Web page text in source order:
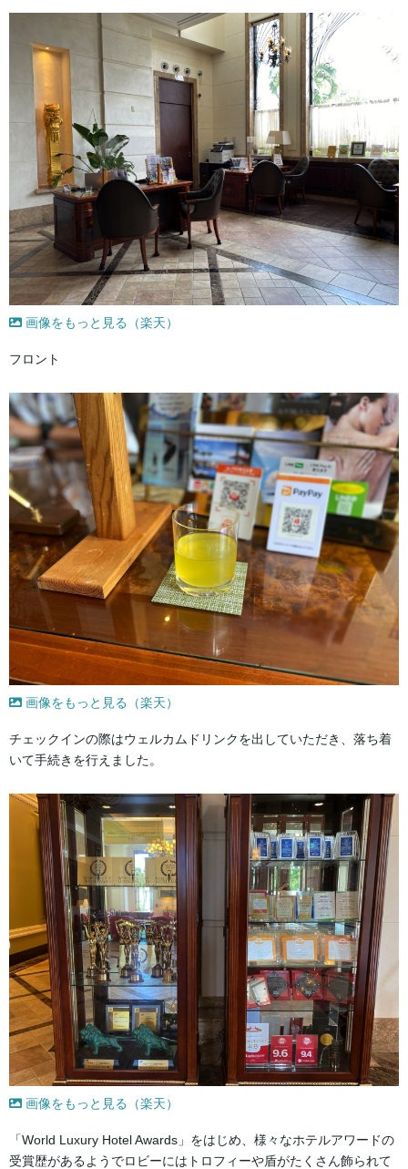
画像をもっと見る（楽天）
フロント
画像をもっと見る（楽天）
チェックインの際はウェルカムドリンクを出していただき、落ち着
いて手続きを行えました。
画像をもっと見る（楽天）
「World Luxury Hotel Awards」をはじめ、様々なホテルアワードの
受賞歴があるようでロビーにはトロフィーや盾がたくさん飾られて